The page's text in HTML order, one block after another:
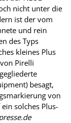
nicht unter die
ist der vom
und rein
des Typs
kleines Plus
Pirelli
besagt,
von
solches Plus-